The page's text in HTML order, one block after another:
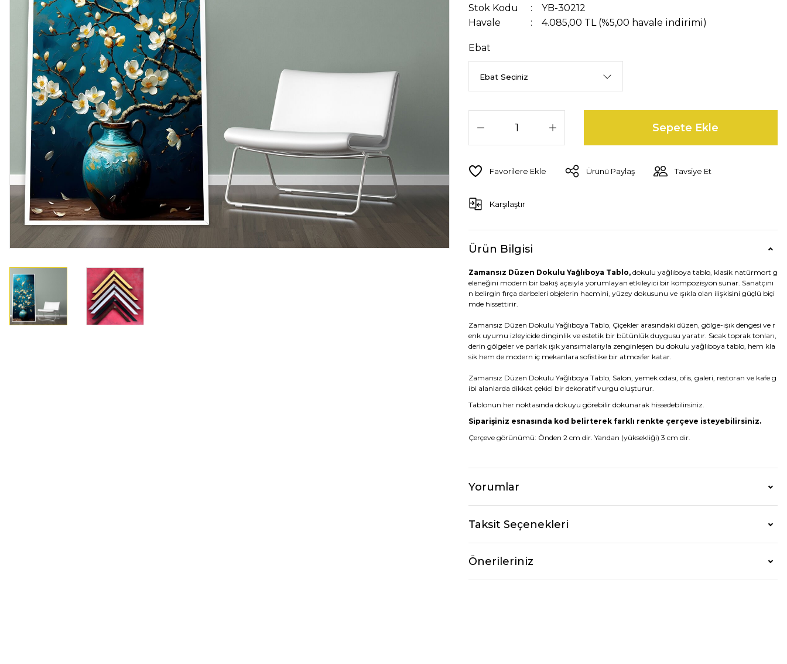
Stok Kodu
YB-30212
Havale
4.085,00 TL (%5,00 havale indirimi)
Ebat
Sepete Ekle
Ürünü Paylaş Tavsiye Et
Karşılaştır
Ürün Bilgisi
Zamansız Düzen Dokulu Yağlıboya Tablo, dokulu yağlıboya tablo, klasik natürmort g
eleneğini modern bir bakış açısıyla yorumlayan etkileyici bir kompozisyon sunar. Sanatçını
n belirgin fırça darbeleri objelerin hacmini, yüzey dokusunu ve ışıkla olan ilişkisini güçlü biçi
mde hissettirir.
Zamansız Düzen Dokulu Yağlıboya Tablo, Çiçekler arasındaki düzen, gölge-ışık dengesi ve r
enk uyumu izleyicide dinginlik ve estetik bir bütünlük duygusu yaratır. Sıcak toprak tonları,
derin gölgeler ve parlak ışık yansımalarıyla zenginleşen bu dokulu yağlıboya tablo, hem kla
sik hem de modern iç mekanlara sofistike bir atmosfer katar.
Zamansız Düzen Dokulu Yağlıboya Tablo, Salon, yemek odası, ofis, galeri, restoran ve kafe g
ibi alanlarda dikkat çekici bir dekoratif vurgu oluşturur.
Tablonun her noktasında dokuyu görebilir dokunarak hissedebilirsiniz.
Siparişiniz esnasında kod belirterek farklı renkte çerçeve isteyebilirsiniz.
Çerçeve görünümü: Önden 2 cm dir. Yandan (yüksekliği) 3 cm dir.
Yorumlar
Taksit Seçenekleri
Önerileriniz